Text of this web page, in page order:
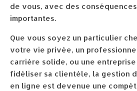
de vous, avec des
importantes.
Que vous soyez un particulier
votre vie privée, un
carrière solide, ou une
fidéliser sa clientèle, la gestion
en ligne est devenue une